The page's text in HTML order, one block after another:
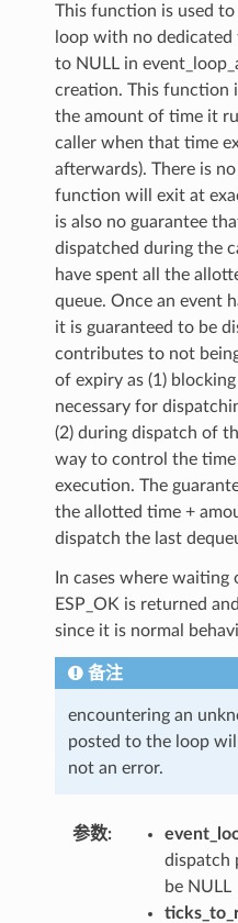
This function is used
loop with no dedicated
to NULL in
creation. This function
the amount of time it
caller when that time
afterwards). There is
function will exit at
is also no guarantee
dispatched during the
have spent all the
queue. Once an event
it is guaranteed to be
contributes to not
of expiry as (1)
necessary for
(2) during dispatch of
way to control the
execution. The
the allotted time +
dispatch the last
In cases where
ESP_OK is returned
since it is normal
备注
encountering an
posted to the loop
not an error.
参数:
dispatch
be NULL